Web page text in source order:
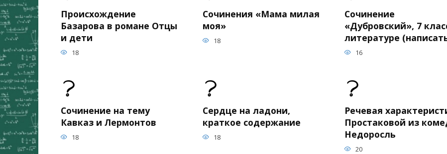
Происхождение
Базарова в романе Отцы
и дети
18
Сочинения «Мама милая
моя»
18
Сочинение
«Дубровский», 7
литературе
16
Сочинение на тему
Кавказ и Лермонтов
18
Сердце на ладони,
краткое содержание
18
Речевая
Простаковой из
Недоросль
20